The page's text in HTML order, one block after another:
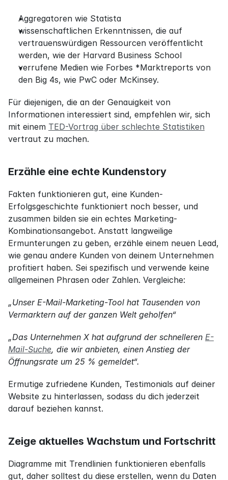
Aggregatoren wie Statista
wissenschaftlichen Erkenntnissen, die auf
vertrauenswürdigen Ressourcen veröffentlicht
werden, wie der Harvard Business School
verrufene Medien wie Forbes *Marktreports von
den Big 4s, wie PwC oder McKinsey.
Für diejenigen, die an der Genauigkeit von
Informationen interessiert sind, empfehlen wir, sich
mit einem TED-Vortrag über schlechte Statistiken
vertraut zu machen.
Erzähle eine echte Kundenstory
Fakten funktionieren gut, eine Kunden-
Erfolgsgeschichte funktioniert noch besser, und
zusammen bilden sie ein echtes Marketing-
Kombinationsangebot. Anstatt langweilige
Ermunterungen zu geben, erzähle einem neuen Lead,
wie genau andere Kunden von deinem Unternehmen
profitiert haben. Sei spezifisch und verwende keine
allgemeinen Phrasen oder Zahlen. Vergleiche:
„Unser E-Mail-Marketing-Tool hat Tausenden von
Vermarktern auf der ganzen Welt geholfen“
„Das Unternehmen X hat aufgrund der schnelleren E-
Mail-Suche, die wir anbieten, einen Anstieg der
Öffnungsrate um 25 % gemeldet“.
Ermutige zufriedene Kunden, Testimonials auf deiner
Website zu hinterlassen, sodass du dich jederzeit
darauf beziehen kannst.
Zeige aktuelles Wachstum und Fortschritt
Diagramme mit Trendlinien funktionieren ebenfalls
gut, daher solltest du diese erstellen, wenn du Daten